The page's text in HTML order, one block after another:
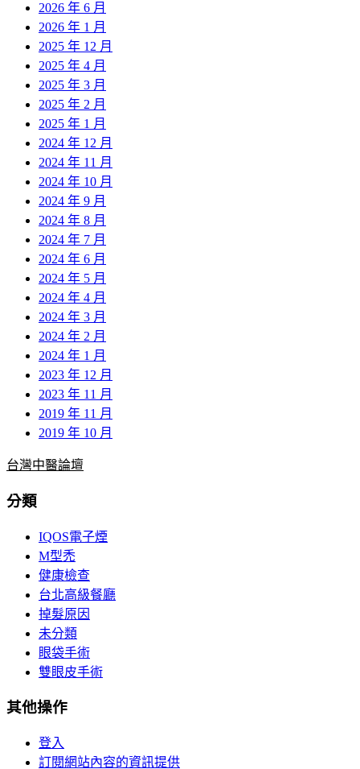
2026 年 6 月
2026 年 1 月
2025 年 12 月
2025 年 4 月
2025 年 3 月
2025 年 2 月
2025 年 1 月
2024 年 12 月
2024 年 11 月
2024 年 10 月
2024 年 9 月
2024 年 8 月
2024 年 7 月
2024 年 6 月
2024 年 5 月
2024 年 4 月
2024 年 3 月
2024 年 2 月
2024 年 1 月
2023 年 12 月
2023 年 11 月
2019 年 11 月
2019 年 10 月
台灣中醫論壇
分類
IQOS電子煙
M型禿
健康檢查
台北高級餐廳
掉髮原因
未分類
眼袋手術
雙眼皮手術
其他操作
登入
訂閱網站內容的資訊提供